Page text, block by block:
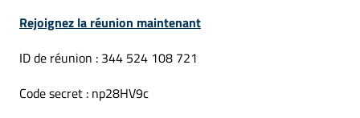
Rejoignez la réunion maintenant
ID de réunion : 344 524 108 721
Code secret : np28HV9c